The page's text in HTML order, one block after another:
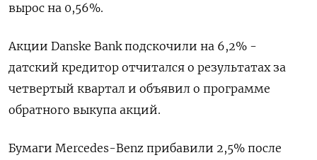
вырос на 0,56%.
Акции Danske Bank подскочили на 6,2% -
датский кредитор отчитался о результатах за
четвертый квартал и объявил о программе
обратного выкупа акций.
Бумаги Mercedes-Benz прибавили 2,5% после